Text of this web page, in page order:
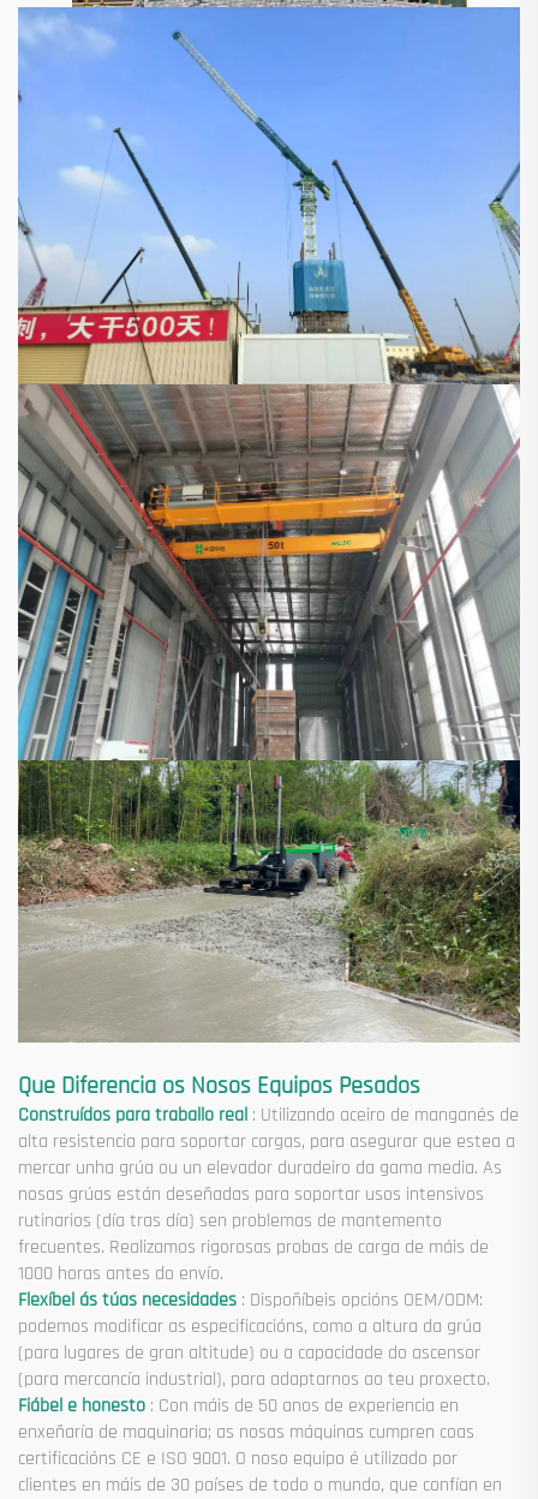
Que Diferencia os Nosos Equipos Pesados
Construídos para traballo real : Utilizando aceiro de manganés de
alta resistencia para soportar cargas, para asegurar que estea a
mercar unha grúa ou un elevador duradeiro da gama media. As
nosas grúas están deseñadas para soportar usos intensivos
rutinarios (día tras día) sen problemas de mantemento
frecuentes. Realizamos rigorosas probas de carga de máis de
1000 horas antes do envío.
Flexíbel ás túas necesidades : Dispoñíbeis opcións OEM/ODM:
podemos modificar as especificacións, como a altura da grúa
(para lugares de gran altitude) ou a capacidade do ascensor
(para mercancía industrial), para adaptarnos ao teu proxecto.
Fiábel e honesto : Con máis de 50 anos de experiencia en
enxeñaría de maquinaria; as nosas máquinas cumpren coas
certificacións CE e ISO 9001. O noso equipo é utilizado por
clientes en máis de 30 países de todo o mundo, que confían en